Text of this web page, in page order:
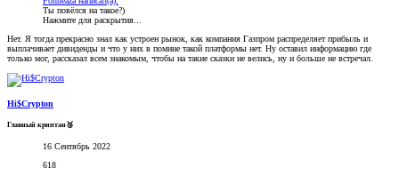
Ты повёлся на такое?)
Нажмите для раскрытия...
Нет. Я тогда прекрасно знал как устроен рынок, как компания Газпром распределяет прибыль и
выплачивает дивиденды и что у них в помине такой платформы нет. Ну оставил информацию где
только мог, рассказал всем знакомым, чтобы на такие сказки не велись, ну и больше не встречал.
Hi$Crypton
Главный криптан🥉
16 Сентябрь 2022
618